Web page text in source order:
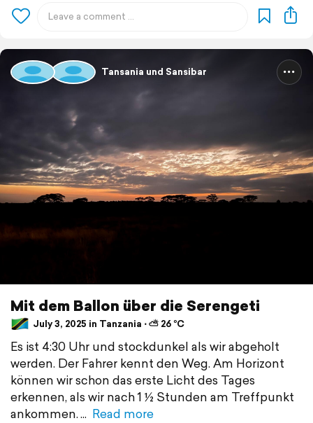
Tansania und Sansibar
Mit dem Ballon über die Serengeti
July 3, 2025 in Tanzania ⋅ ⛅ 26 °C
Es ist 4:30 Uhr und stockdunkel als wir abgeholt
werden. Der Fahrer kennt den Weg. Am Horizont
können wir schon das erste Licht des Tages
erkennen, als wir nach 1 ½ Stunden am Treffpunkt
ankommen.
Read more